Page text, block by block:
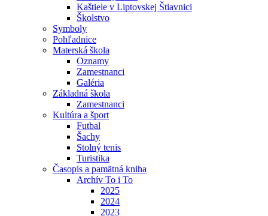
Kaštiele v Liptovskej Štiavnici
Školstvo
Symboly
Pohľadnice
Materská škola
Oznamy
Zamestnanci
Galéria
Základná škola
Zamestnanci
Kultúra a šport
Futbal
Šachy
Stolný tenis
Turistika
Časopis a pamätná kniha
Archív To i To
2025
2024
2023